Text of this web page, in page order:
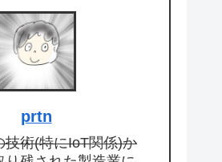
prtn
技術(特にIoT関係)か